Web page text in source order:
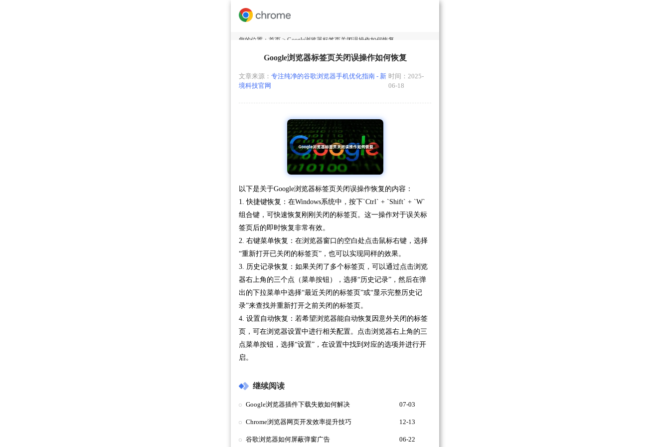
您的位置： 首页 > Google浏览器标签页关闭误操作如何恢复
Google浏览器标签页关闭误操作如何恢复
文章来源： 专注纯净的谷歌浏览器手机优化指南 - 新
境科技官网
时间：2025-
06-18
以下是关于Google浏览器标签页关闭误操作恢复的内容：
1. 快捷键恢复：在Windows系统中，按下`Ctrl` + `Shift` + `W`
组合键，可快速恢复刚刚关闭的标签页。这一操作对于误关标
签页后的即时恢复非常有效。
2. 右键菜单恢复：在浏览器窗口的空白处点击鼠标右键，选择
“重新打开已关闭的标签页”，也可以实现同样的效果。
3. 历史记录恢复：如果关闭了多个标签页，可以通过点击浏览
器右上角的三个点（菜单按钮），选择“历史记录”，然后在弹
出的下拉菜单中选择“最近关闭的标签页”或“显示完整历史记
录”来查找并重新打开之前关闭的标签页。
4. 设置自动恢复：若希望浏览器能自动恢复因意外关闭的标签
页，可在浏览器设置中进行相关配置。点击浏览器右上角的三
点菜单按钮，选择“设置”，在设置中找到对应的选项并进行开
启。
继续阅读
Google浏览器插件下载失败如何解决 07-03
Chrome浏览器网页开发效率提升技巧 12-13
谷歌浏览器如何屏蔽弹窗广告 06-22